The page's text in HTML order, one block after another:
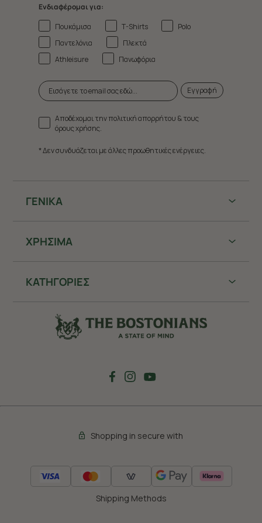
ΓΕΝΙΚΑ
ΧΡHΣΙΜΑ
ΚΑΤΗΓΟΡΙΕΣ
Ενδιαφέρομαι για:
Πουκάμισα
T-Shirts
Polo
Παντελόνια
Πλεκτά
Athleisure
Πανωφόρια
Εγγραφή
Αποδέχομαι την πολιτική απορρήτου & τους
όρους χρήσης.
* Δεν συνδυάζεται με άλλες προωθητικές ενέργειες.
Shopping in secure with
Shipping Methods